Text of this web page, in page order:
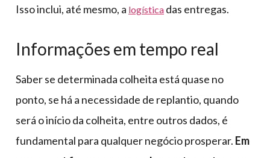
Isso inclui, até mesmo, a logística das entregas.
Informações em tempo real
Saber se determinada colheita está quase no
ponto, se há a necessidade de replantio, quando
será o início da colheita, entre outros dados, é
fundamental para qualquer negócio prosperar. Em